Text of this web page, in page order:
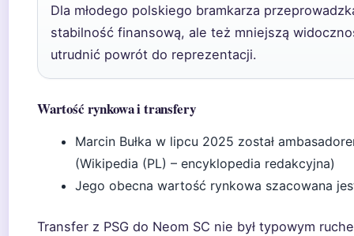
Dla młodego polskiego bramkarza
stabilność finansową, ale też mniejszą
utrudnić powrót do reprezentacji.
Wartość rynkowa i transfery
Marcin Bułka w lipcu 2025 został
(Wikipedia (PL) – encyklopedia redakcyjna)
Jego obecna wartość rynkowa szacowana
Transfer z PSG do Neom SC nie był typowym